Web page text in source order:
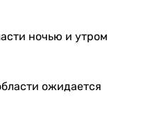
ночью и утром
ожидается